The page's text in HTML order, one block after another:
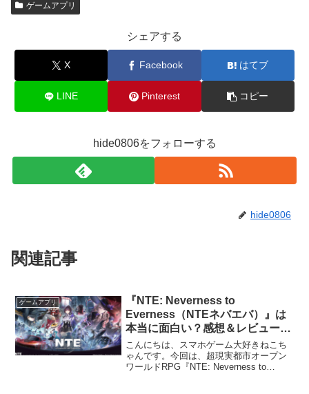
ゲームアプリ
シェアする
X Facebook はてブ
LINE Pinterest コピー
hide0806をフォローする
hide0806
関連記事
ゲームアプリ
『NTE: Neverness to
Everness（NTEネバエバ）』は
本当に面白い？感想＆レビュー！
攻略法も徹底解説！
こんにちは、スマホゲーム大好きねこち
ゃんです。今回は、超現実都市オープン
ワールドRPG『NTE: Neverness to